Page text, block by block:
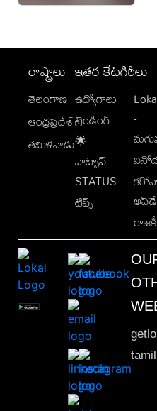
రాష్ట్రాలు
తెలంగాణ
ఆంధ్రప్రదేశ్
తమిళనాడు
ఇతర కేటగిరీలు
ఉద్యోగాలు
ట్రెండింగ్
🌟
వాట్సాప్
STATUS
టిప్స్
-